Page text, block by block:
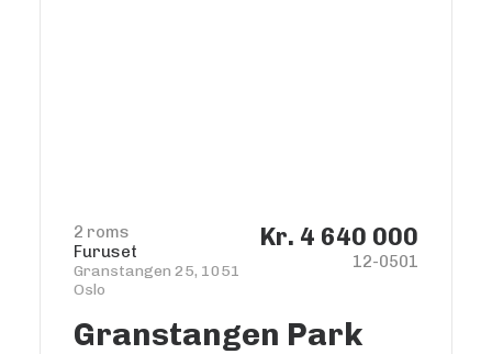
2 roms
Furuset
Granstangen 25, 1051
Oslo
Kr. 4 640 000
12-0501
Granstangen Park